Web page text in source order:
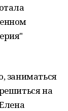
заниматься
на